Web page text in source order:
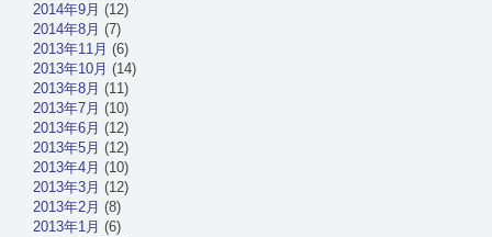
2014年9月 (12)
2014年8月 (7)
2013年11月 (6)
2013年10月 (14)
2013年8月 (11)
2013年7月 (10)
2013年6月 (12)
2013年5月 (12)
2013年4月 (10)
2013年3月 (12)
2013年2月 (8)
2013年1月 (6)